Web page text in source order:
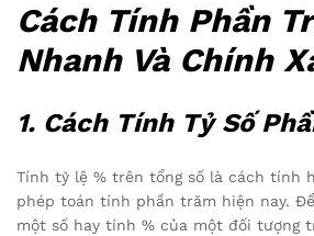
Cách Tính Phần
Nhanh Và Chính
1. Cách Tính Tỷ Số
Tính tỷ lệ % trên tổng số là cách tính
phép toán tính phần trăm hiện nay.
một số hay tính % của một đối tượng